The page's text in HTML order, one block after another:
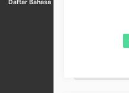
Daftar Bahasa